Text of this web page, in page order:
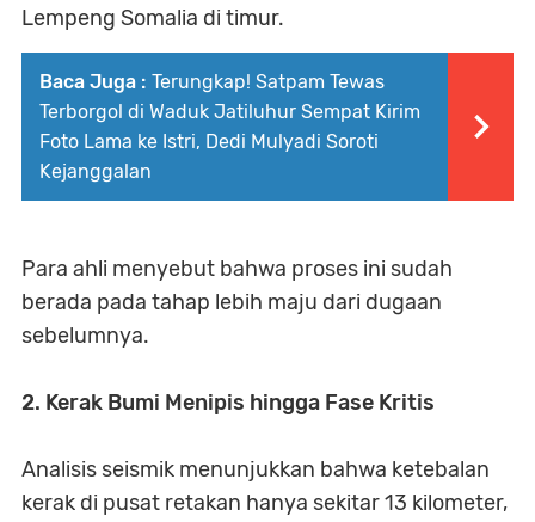
Lempeng Somalia di timur.
Baca Juga : Terungkap! Satpam Tewas
Terborgol di Waduk Jatiluhur Sempat Kirim
Foto Lama ke Istri, Dedi Mulyadi Soroti
Kejanggalan
Para ahli menyebut bahwa proses ini sudah
berada pada tahap lebih maju dari dugaan
sebelumnya.
2. Kerak Bumi Menipis hingga Fase Kritis
Analisis seismik menunjukkan bahwa ketebalan
kerak di pusat retakan hanya sekitar 13 kilometer,